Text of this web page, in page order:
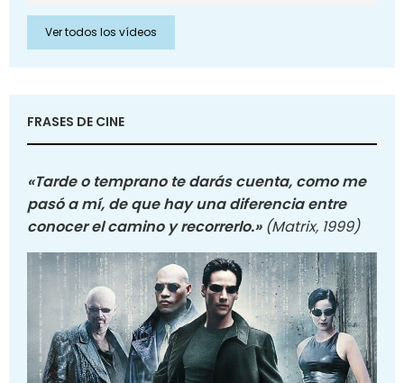
Ver todos los vídeos
FRASES DE CINE
«Tarde o temprano te darás cuenta, como me
pasó a mí, de que hay una diferencia entre
conocer el camino y recorrerlo.» (Matrix, 1999)